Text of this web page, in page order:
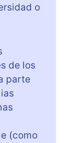
o
de los
parte
(como